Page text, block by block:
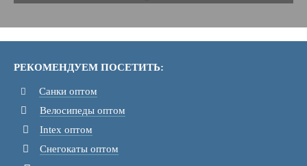
РЕКОМЕНДУЕМ ПОСЕТИТЬ:
Санки оптом
Велосипеды оптом
Intex оптом
Снегокаты оптом